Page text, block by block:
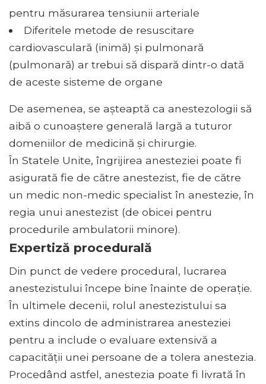
pentru măsurarea tensiunii arteriale
Diferitele metode de resuscitare
cardiovasculară (inimă) și pulmonară
(pulmonară) ar trebui să dispară dintr-o dată
de aceste sisteme de organe
De asemenea, se așteaptă ca anestezologii să
aibă o cunoaștere generală largă a tuturor
domeniilor de medicină și chirurgie.
În Statele Unite, îngrijirea anesteziei poate fi
asigurată fie de către anestezist, fie de către
un medic non-medic specialist în anestezie, în
regia unui anestezist (de obicei pentru
procedurile ambulatorii minore).
Expertiză procedurală
Din punct de vedere procedural, lucrarea
anestezistului începe bine înainte de operație.
În ultimele decenii, rolul anestezistului sa
extins dincolo de administrarea anesteziei
pentru a include o evaluare extensivă a
capacității unei persoane de a tolera anestezia.
Procedând astfel, anestezia poate fi livrată în